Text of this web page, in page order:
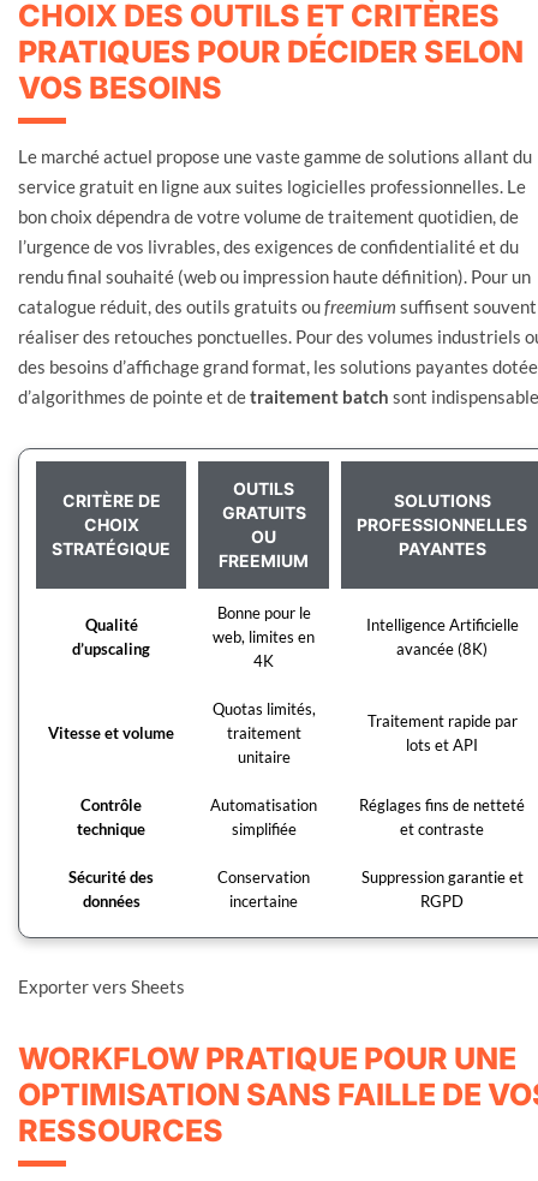
CHOIX DES OUTILS ET CRITÈRES
PRATIQUES POUR DÉCIDER SELON
VOS BESOINS
Le marché actuel propose une vaste gamme de solutions allant du
service gratuit en ligne aux suites logicielles professionnelles. Le
bon choix dépendra de votre volume de traitement quotidien, de
l’urgence de vos livrables, des exigences de confidentialité et du
rendu final souhaité (web ou impression haute définition). Pour un
catalogue réduit, des outils gratuits oufreemium suffisent
réaliser des retouches ponctuelles. Pour des volumes industriels
des besoins d’affichage grand format, les solutions payantes
d’algorithmes de pointe et detraitement batch sont
CRITÈRE DE
CHOIX
STRATÉGIQUE
OUTILS
GRATUITS
OU
FREEMIUM
SOLUTIONS
PROFESSIONNELLES
PAYANTES
Qualité
d’upscaling
Bonne pour le
web, limites en
4K
Intelligence Artificielle
avancée (8K)
Vitesse et volume
Quotas limités,
traitement
unitaire
Traitement rapide par
lots et API
Contrôle
technique
Automatisation
simplifiée
Réglages fins de netteté
et contraste
Sécurité des
données
Conservation
incertaine
Suppression garantie et
RGPD
Exporter vers Sheets
WORKFLOW PRATIQUE POUR UNE
OPTIMISATION SANS FAILLE DE
RESSOURCES